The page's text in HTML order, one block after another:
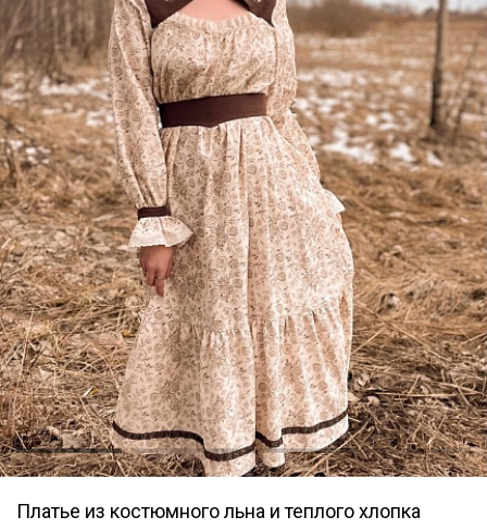
Платье из костюмного льна и теплого хлопка